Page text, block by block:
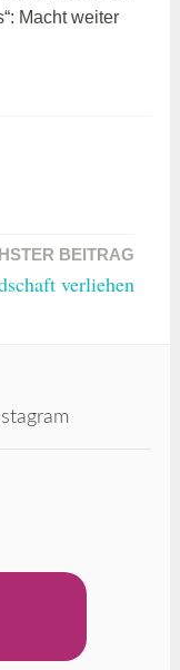
Macht weiter
BEITRAG
verliehen